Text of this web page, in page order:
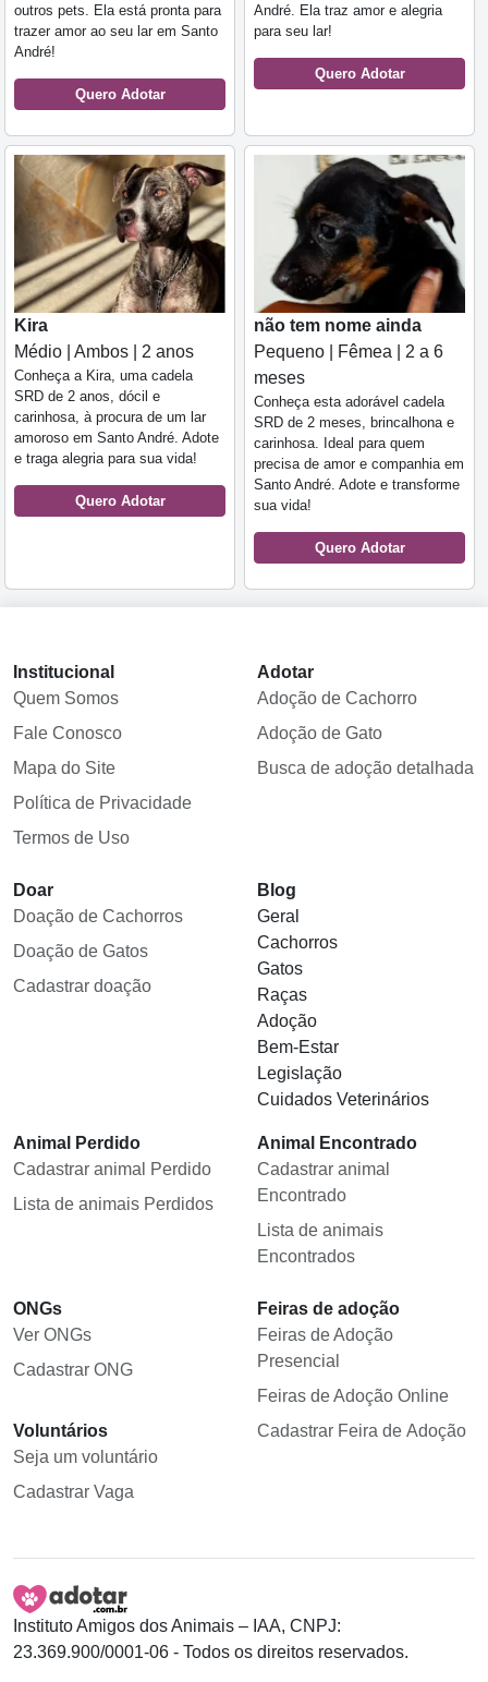
outros pets. Ela está pronta para
trazer amor ao seu lar em Santo
André!
Quero Adotar
André. Ela traz amor e alegria
para seu lar!
Quero Adotar
Kira
Médio | Ambos | 2 anos
Conheça a Kira, uma cadela
SRD de 2 anos, dócil e
carinhosa, à procura de um lar
amoroso em Santo André. Adote
e traga alegria para sua vida!
Quero Adotar
não tem nome ainda
Pequeno | Fêmea | 2 a 6
meses
Conheça esta adorável cadela
SRD de 2 meses, brincalhona e
carinhosa. Ideal para quem
precisa de amor e companhia em
Santo André. Adote e transforme
sua vida!
Quero Adotar
Institucional
Quem Somos
Fale Conosco
Mapa do Site
Política de Privacidade
Termos de Uso
Adotar
Adoção de Cachorro
Adoção de Gato
Busca de adoção detalhada
Doar
Doação de Cachorros
Doação de Gatos
Cadastrar doação
Blog
Geral
Cachorros
Gatos
Raças
Adoção
Bem-Estar
Legislação
Cuidados Veterinários
Animal Perdido
Cadastrar animal Perdido
Lista de animais Perdidos
Animal Encontrado
Cadastrar animal
Encontrado
Lista de animais
Encontrados
ONGs
Ver ONGs
Cadastrar ONG
Voluntários
Seja um voluntário
Cadastrar Vaga
Feiras de adoção
Feiras de Adoção
Presencial
Feiras de Adoção Online
Cadastrar Feira de Adoção
Instituto Amigos dos Animais – IAA, CNPJ:
23.369.900/0001-06 - Todos os direitos reservados.